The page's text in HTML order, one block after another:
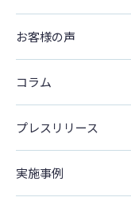
お客様の声
コラム
プレスリリース
実施事例